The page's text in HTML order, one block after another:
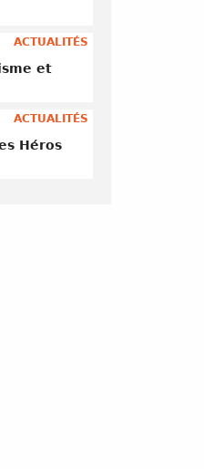
ACTUALITÉS
et
ACTUALITÉS
Héros